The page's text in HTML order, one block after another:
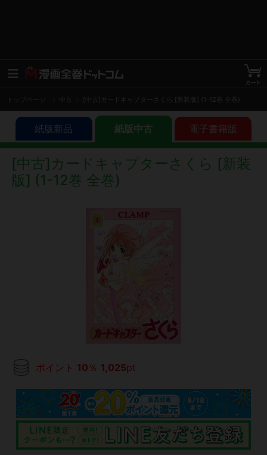
トップページ 中古 [中古]カードキャプターさくら [新装版] (1-12巻 全巻)
紙版新品 紙版中古 電子書籍版
[中古]カードキャプターさくら [新装
版] (1-12巻 全巻)
ポイント 10 ％ 1,025pt